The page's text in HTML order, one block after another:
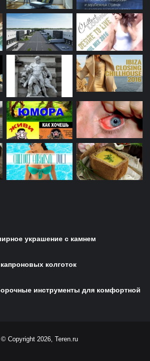
украшение с камнем
колготок
инструменты для комфортной
© Copyright 2026, Teren.ru